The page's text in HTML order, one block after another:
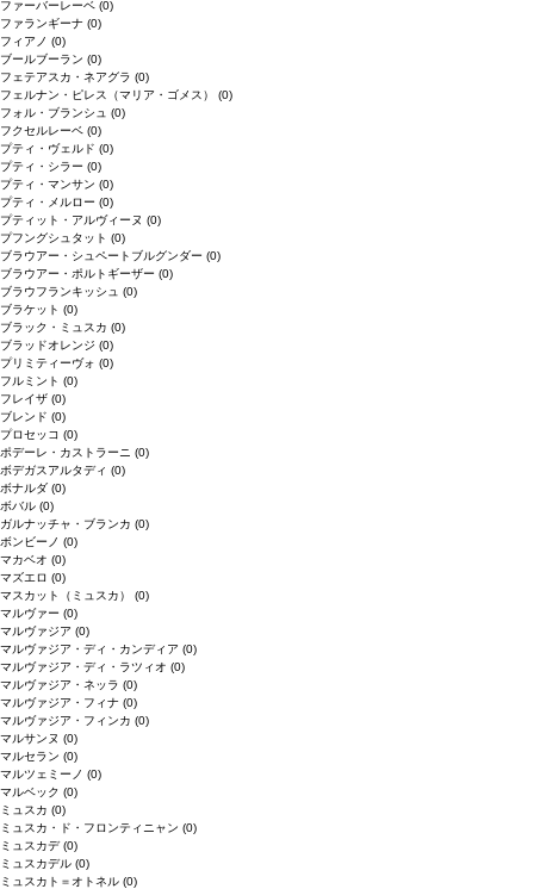
ファーバーレーベ (0)
ファランギーナ (0)
フィアノ (0)
ブールブーラン (0)
フェテアスカ・ネアグラ (0)
フェルナン・ピレス（マリア・ゴメス） (0)
フォル・ブランシュ (0)
フクセルレーベ (0)
プティ・ヴェルド (0)
プティ・シラー (0)
プティ・マンサン (0)
プティ・メルロー (0)
プティット・アルヴィーヌ (0)
プフングシュタット (0)
ブラウアー・シュペートブルグンダー (0)
ブラウアー・ポルトギーザー (0)
ブラウフランキッシュ (0)
ブラケット (0)
ブラック・ミュスカ (0)
ブラッドオレンジ (0)
プリミティーヴォ (0)
フルミント (0)
フレイザ (0)
ブレンド (0)
プロセッコ (0)
ポデーレ・カストラーニ (0)
ボデガスアルタディ (0)
ボナルダ (0)
ボバル (0)
ガルナッチャ・ブランカ (0)
ボンビーノ (0)
マカベオ (0)
マズエロ (0)
マスカット（ミュスカ） (0)
マルヴァー (0)
マルヴァジア (0)
マルヴァジア・ディ・カンディア (0)
マルヴァジア・ディ・ラツィオ (0)
マルヴァジア・ネッラ (0)
マルヴァジア・フィナ (0)
マルヴァジア・フィンカ (0)
マルサンヌ (0)
マルセラン (0)
マルツェミーノ (0)
マルベック (0)
ミュスカ (0)
ミュスカ・ド・フロンティニャン (0)
ミュスカデ(0)
ミュスカデル (0)
ミュスカト＝オトネル (0)